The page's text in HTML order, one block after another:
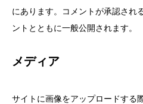
にあります。コメントが承認され
ントとともに一般公開されます。
メディア
サイトに画像をアップロードする